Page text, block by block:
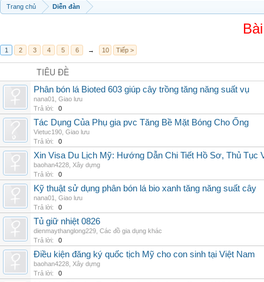
Trang chủ Diễn đàn
1 2 3 4 5 6 → 10 Tiếp >
TIÊU ĐỀ
Phân bón lá Bioted 603 giúp cây trồng tăng năng suất vụ
nana01
Giao lưu
Trả lời:
0
Tác Dụng Của Phụ gia pvc Tăng Bề Mặt Bóng Cho Ống
Vietuc190 Giao lưu
Trả lời:
0
Xin Visa Du Lịch Mỹ: Hướng Dẫn Chi Tiết Hồ Sơ, Thủ Tục
baohan4228 Xây dựng
Trả lời:
0
Kỹ thuật sử dụng phân bón lá bio xanh tăng năng suất cây
nana01
Giao lưu
Trả lời:
0
Tủ giữ nhiệt 0826
dienmaythanglong229 Các đồ gia dụng khác
Trả lời:
0
Điều kiện đăng ký quốc tịch Mỹ cho con sinh tại Việt Nam
baohan4228 Xây dựng
Trả lời:
0